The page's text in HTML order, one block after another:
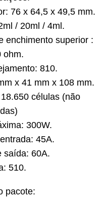
76 x 64,5 x 49,5 mm.
/ 20ml / 4ml.
enchimento superior :
ohm.
810.
x 41 mm x 108 mm.
células (não
300W.
45A.
saída: 60A.
510.
pacote: